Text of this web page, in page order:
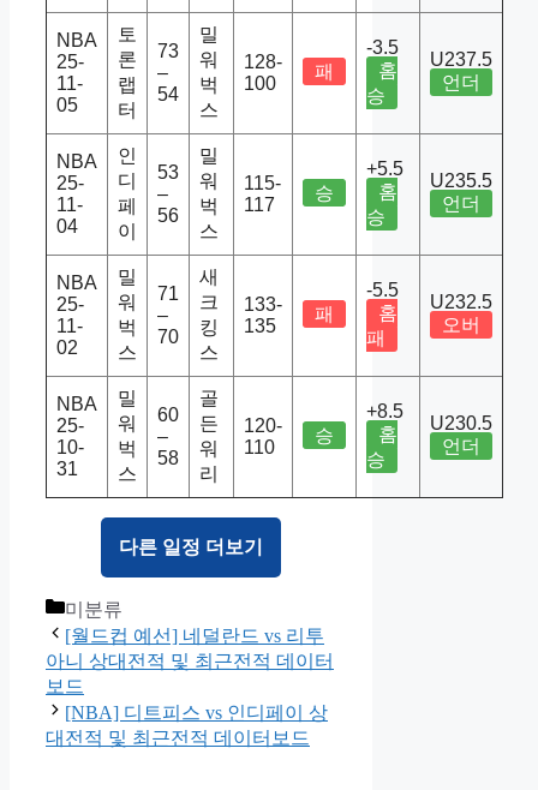
NBA
25-
11-
05
토
론
랩
터
73
–
54
밀
워
벅
스
128-
100
패
-3.5
홈
승
U237.5
언더
NBA
25-
11-
04
인
디
페
이
53
–
56
밀
워
벅
스
115-
117
승
+5.5
홈
승
U235.5
언더
NBA
25-
11-
02
밀
워
벅
스
71
–
70
새
크
킹
스
133-
135
패
-5.5
홈
패
U232.5
오버
NBA
25-
10-
31
밀
워
벅
스
60
–
58
골
든
워
리
120-
110
승
+8.5
홈
승
U230.5
언더
다른 일정 더보기
Categories
미분류
[월드컵 예선] 네덜란드 vs 리투
아니 상대전적 및 최근전적 데이터
보드
[NBA] 디트피스 vs 인디페이 상
대전적 및 최근전적 데이터보드